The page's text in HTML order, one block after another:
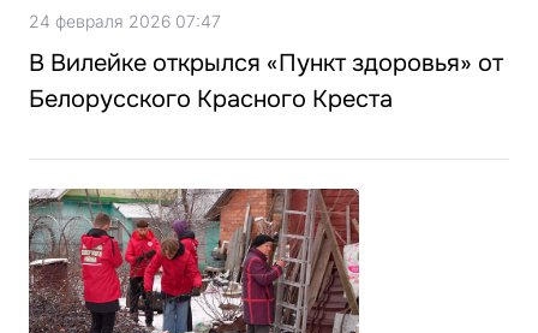
24 февраля 2026 07:47
В Вилейке открылся «Пункт здоровья» от
Белорусского Красного Креста